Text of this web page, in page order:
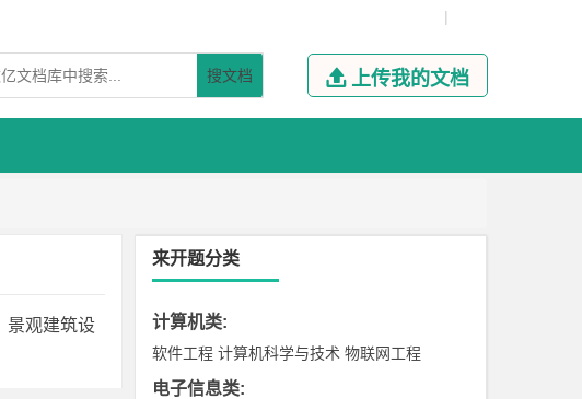
|
搜文档  上传我的文档
景观建筑设
来开题分类
计算机类:
软件工程 计算机科学与技术 物联网工程
电子信息类: